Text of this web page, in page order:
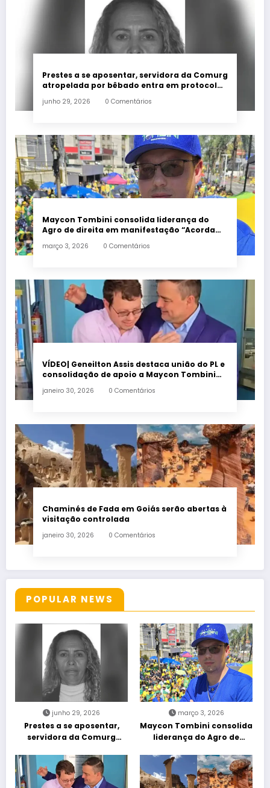
Prestes a se aposentar, servidora da Comurg
atropelada por bêbado entra em protocolo
junho 29, 2026 0 Comentários
Maycon Tombini consolida liderança do
Agro de direita em manifestação “Acorda
março 3, 2026 0 Comentários
VÍDEO| Geneilton Assis destaca união do PL e
consolidação de apoio a Maycon Tombini
janeiro 30, 2026 0 Comentários
Chaminés de Fada em Goiás serão abertas à
visitação controlada
janeiro 30, 2026 0 Comentários
POPULAR NEWS
junho 29, 2026
Prestes a se aposentar,
servidora da Comurg
entra em protocolo de
morte encefálica
março 3, 2026
Maycon Tombini consolida
liderança do Agro de
“Acorda Brasil” em Goiânia